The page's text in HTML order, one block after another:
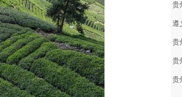
贵
遵
贵
贵
贵